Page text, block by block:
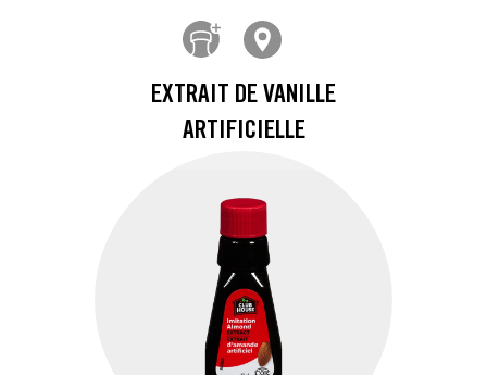
EXTRAIT DE VANILLE
ARTIFICIELLE